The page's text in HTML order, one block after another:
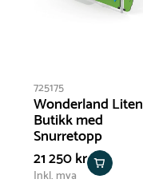
725175
Wonderland Liten
Butikk med
Snurretopp
21 250 kr
Inkl. mva